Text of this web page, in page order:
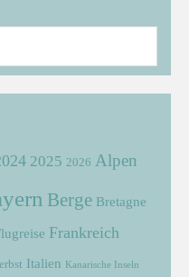
2025 2026 Alpen
Berge Bretagne
Frankreich
Italien Kanarische Inseln